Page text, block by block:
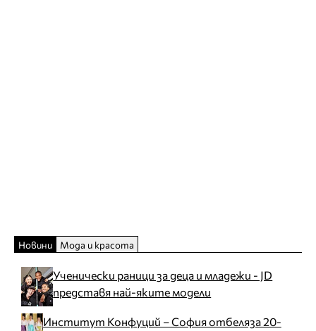
Новини Мода и красота
Ученически раници за деца и младежи - JD
представя най-яките модели
Институт Конфуций – София отбеляза 20-